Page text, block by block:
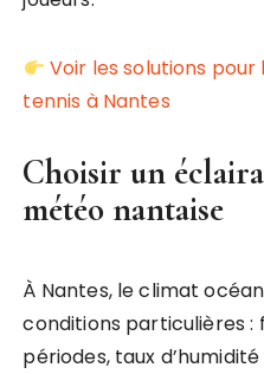
Voir les solutions
tennis à Nantes
Choisir un
météo nantaise
À Nantes, le climat
conditions particulières :
périodes, taux